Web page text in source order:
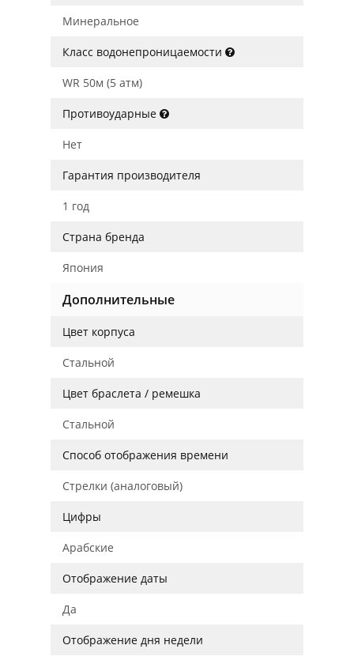
Минеральное
Класс водонепроницаемости
WR 50м (5 атм)
Противоударные
Нет
Гарантия производителя
1 год
Страна бренда
Япония
Дополнительные
Цвет корпуса
Стальной
Цвет браслета / ремешка
Стальной
Способ отображения времени
Стрелки (аналоговый)
Цифры
Арабские
Отображение даты
Да
Отображение дня недели